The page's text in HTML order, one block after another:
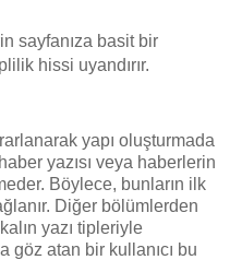
sayfanıza basit bir
hissi uyandırır.
yapı oluşturmada
yazısı veya haberlerin
Böylece, bunların ilk
Diğer bölümlerden
yazı tipleriyle
göz atan bir kullanıcı bu